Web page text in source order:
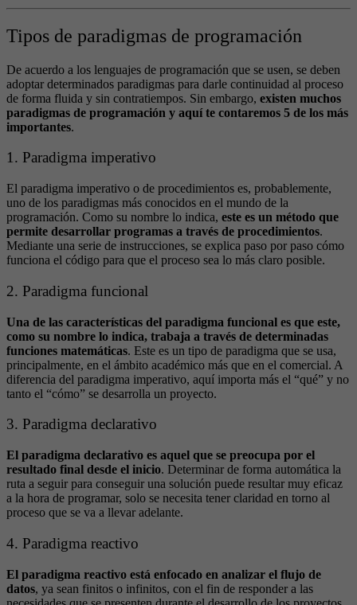
Tipos de paradigmas de programación
De acuerdo a los lenguajes de programación que se usen, se deben
adoptar determinados paradigmas para darle continuidad al proceso
de forma fluida y sin contratiempos. Sin embargo, existen muchos
paradigmas de programación y aquí te contaremos 5 de los más
importantes.
1. Paradigma imperativo
El paradigma imperativo o de procedimientos es, probablemente,
uno de los paradigmas más conocidos en el mundo de la
programación. Como su nombre lo indica, este es un método que
permite desarrollar programas a través de procedimientos.
Mediante una serie de instrucciones, se explica paso por paso cómo
funciona el código para que el proceso sea lo más claro posible.
2. Paradigma funcional
Una de las características del paradigma funcional es que este,
como su nombre lo indica, trabaja a través de determinadas
funciones matemáticas. Este es un tipo de paradigma que se usa,
principalmente, en el ámbito académico más que en el comercial. A
diferencia del paradigma imperativo, aquí importa más el “qué” y no
tanto el “cómo” se desarrolla un proyecto.
3. Paradigma declarativo
El paradigma declarativo es aquel que se preocupa por el
resultado final desde el inicio. Determinar de forma automática la
ruta a seguir para conseguir una solución puede resultar muy eficaz
a la hora de programar, solo se necesita tener claridad en torno al
proceso que se va a llevar adelante.
4. Paradigma reactivo
El paradigma reactivo está enfocado en analizar el flujo de
datos, ya sean finitos o infinitos, con el fin de responder a las